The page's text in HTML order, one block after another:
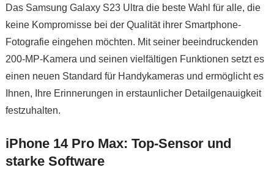
Das Samsung Galaxy S23 Ultra die beste Wahl für alle, die
keine Kompromisse bei der Qualität ihrer Smartphone-
Fotografie eingehen möchten. Mit seiner beeindruckenden
200-MP-Kamera und seinen vielfältigen Funktionen setzt es
einen neuen Standard für Handykameras und ermöglicht es
Ihnen, Ihre Erinnerungen in erstaunlicher Detailgenauigkeit
festzuhalten.
iPhone 14 Pro Max: Top-Sensor und
starke Software